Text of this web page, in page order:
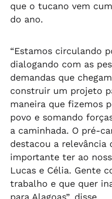
que o tucano vem
do ano.
“Estamos circulando
dialogando com as
demandas que
construir um projeto
maneira que fizemos
povo e somando
a caminhada. O pré-
destacou a relevância
importante ter ao
Lucas e Célia. Gente
trabalho e que quer
para Alagoas”, disse.